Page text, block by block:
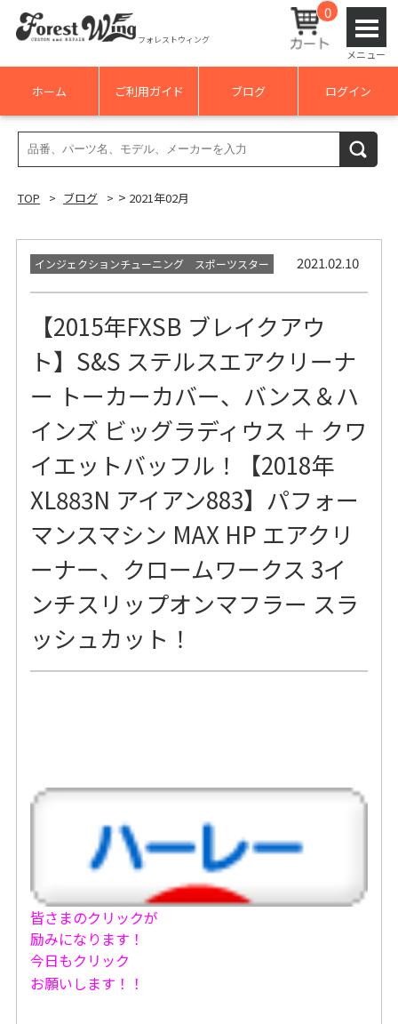
フォレストウィング
ホーム ご利用ガイド ブログ ログイン
0
メニュー
検
索
果:
検索
TOP ブログ > 2021年02月
2021.02.10
インジェクションチューニング スポーツスター
【2015年FXSB ブレイクアウ
ト】S&S ステルスエアクリーナ
ー トーカーカバー、バンス＆ハ
インズ ビッグラディウス ＋ クワ
イエットバッフル！【2018年
XL883N アイアン883】パフォー
マンスマシン MAX HP エアクリ
ーナー、クロームワークス 3イ
ンチスリップオンマフラー スラ
ッシュカット！
皆さまのクリックが
励みになります！
今日もクリック
お願いします！！